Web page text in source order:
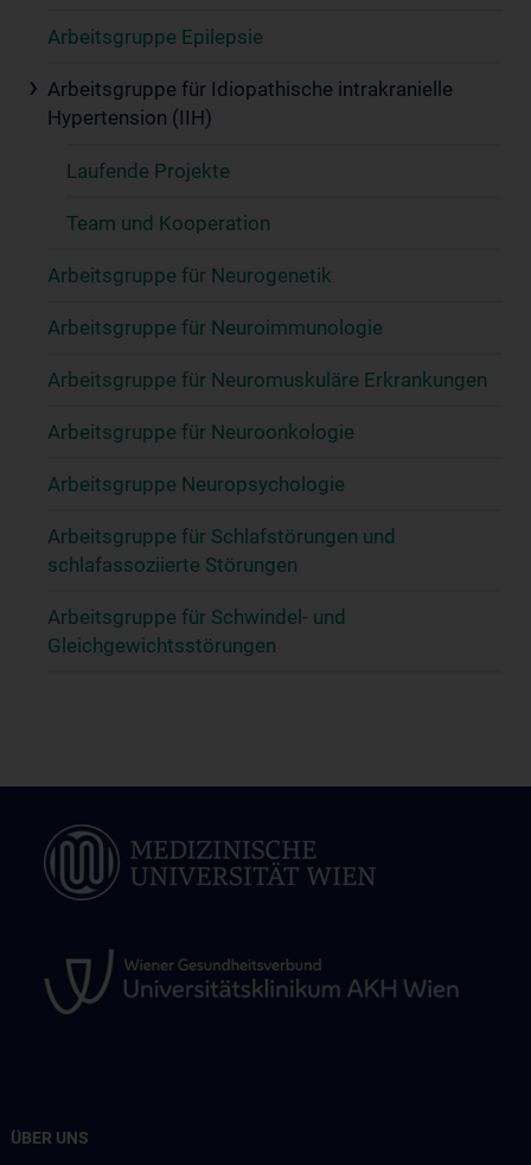
Arbeitsgruppe Epilepsie
Arbeitsgruppe für Idiopathische intrakranielle
Hypertension (IIH)
Laufende Projekte
Team und Kooperation
Arbeitsgruppe für Neurogenetik
Arbeitsgruppe für Neuroimmunologie
Arbeitsgruppe für Neuromuskuläre Erkrankungen
Arbeitsgruppe für Neuroonkologie
Arbeitsgruppe Neuropsychologie
Arbeitsgruppe für Schlafstörungen und
schlafassoziierte Störungen
Arbeitsgruppe für Schwindel- und
Gleichgewichtsstörungen
ÜBER UNS